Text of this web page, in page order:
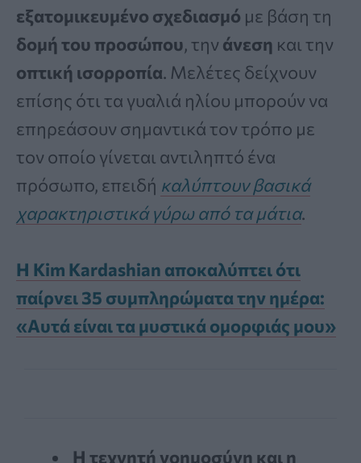
εξατομικευμένο σχεδιασμό με βάση τη
δομή του προσώπου, την άνεση και την
οπτική ισορροπία. Μελέτες δείχνουν
επίσης ότι τα γυαλιά ηλίου μπορούν να
επηρεάσουν σημαντικά τον τρόπο με
τον οποίο γίνεται αντιληπτό ένα
πρόσωπο, επειδή καλύπτουν βασικά
χαρακτηριστικά γύρω από τα μάτια.
Η Kim Kardashian αποκαλύπτει ότι
παίρνει 35 συμπληρώματα την ημέρα:
«Αυτά είναι τα μυστικά ομορφιάς μου»
Η τεχνητή νοημοσύνη και η